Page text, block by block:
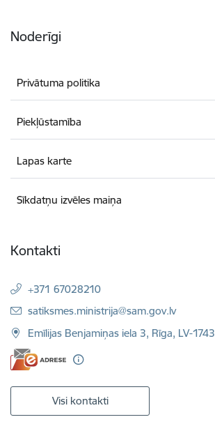
Noderīgi
Privātuma politika
Piekļūstamība
Lapas karte
Sīkdatņu izvēles maiņa
Kontakti
+371 67028210
E-pasts:
satiksmes.ministrija@sam.gov.lv
Emīlijas Benjamiņas iela 3, Rīga, LV-1743
Visi kontakti